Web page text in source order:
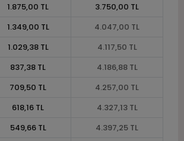
1.875,00 TL
3.750,00 TL
1.349,00 TL
4.047,00 TL
1.029,38 TL
4.117,50 TL
837,38 TL
4.186,88 TL
709,50 TL
4.257,00 TL
618,16 TL
4.327,13 TL
549,66 TL
4.397,25 TL